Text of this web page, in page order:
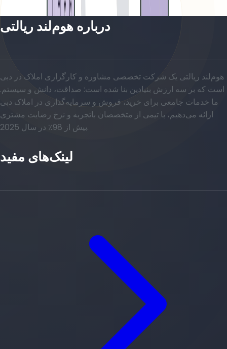
درباره هوم‌لند ریالتی
هوم‌لند ریالتی یک شرکت تخصصی مشاوره و کارگزاری املاک در دبی
است که بر سه ارزش بنیادین بنا شده است: صداقت، دانش و سیستم.
ما خدمات جامعی برای خرید، فروش و سرمایه‌گذاری در املاک دبی
ارائه می‌دهیم، با تیمی از متخصصان باتجربه و نرخ رضایت مشتری
بیش از 98٪ در سال 2025.
لینک‌های مفید